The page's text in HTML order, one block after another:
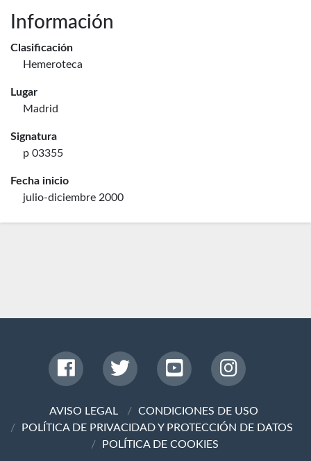
Información
Clasificación
Hemeroteca
Lugar
Madrid
Signatura
p 03355
Fecha inicio
julio-diciembre 2000
AVISO LEGAL
CONDICIONES DE USO
POLÍTICA DE PRIVACIDAD Y PROTECCIÓN DE DATOS
POLÍTICA DE COOKIES